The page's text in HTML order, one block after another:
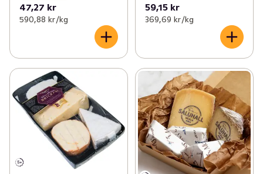
47,27 kr
590,88 kr /kg
59,15 kr
369,69 kr /kg